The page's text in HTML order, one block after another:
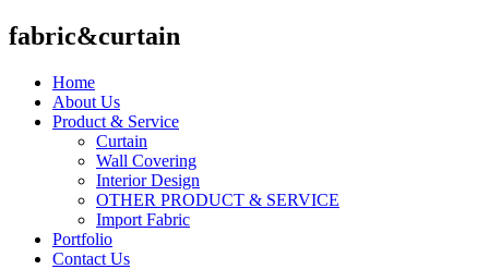
fabric&curtain
Home
About Us
Product & Service
Curtain
Wall Covering
Interior Design
OTHER PRODUCT & SERVICE
Import Fabric
Portfolio
Contact Us